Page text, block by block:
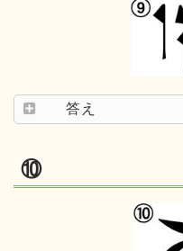
答え
⑩